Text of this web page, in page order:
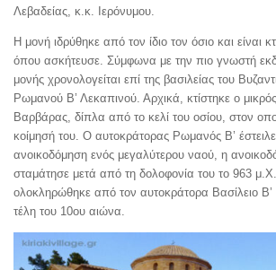
Λεβαδείας, κ.κ. Ιερόνυμου.
Η μονή ιδρύθηκε από τον ίδιο τον όσιο και είναι
όπου ασκήτευσε. Σύμφωνα με την πιο γνωστή
μονής χρονολογείται επί της βασιλείας του
Ρωμανού Β’ Λεκαπινού. Αρχικά, κτίστηκε ο
Βαρβάρας, δίπλα από το κελί του οσίου, στον
κοίμησή του. Ο αυτοκράτορας Ρωμανός Β’
ανοικοδόμηση ενός μεγαλύτερου ναού, η
σταμάτησε μετά από τη δολοφονία του το 963
ολοκληρώθηκε από τον αυτοκράτορα Βασίλειο
τέλη του 10ου αιώνα.